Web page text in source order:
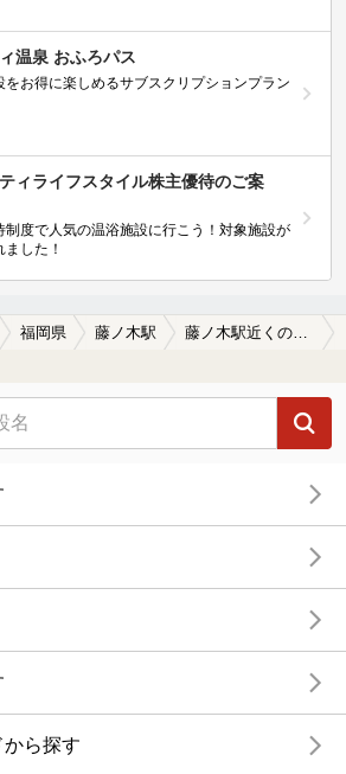
温泉 おふろパス
をお得に楽しめるサブスクリプションプラン
ティライフスタイル株主優待のご案
制度で人気の温浴施設に行こう！対象施設が
した！
福岡県 藤ノ木駅 藤ノ木駅近くの温泉宿・温泉旅館・ホテルおすすめ(2026年版)
ら探す